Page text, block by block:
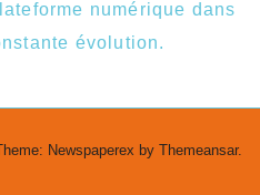
numérique dans
évolution.
Newspaperex by Themeansar.